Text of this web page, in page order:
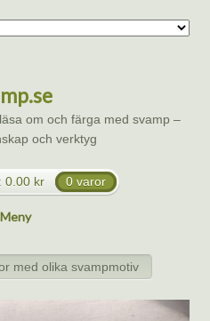
om och färga med svamp –
och verktyg
0.00 kr 0 varor
Meny
med olika svampmotiv